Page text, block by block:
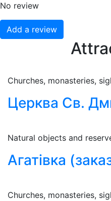
No review
Add a review
Churches, monasteries,
Церква Св.
Natural objects and
Агатівка
Churches, monasteries,